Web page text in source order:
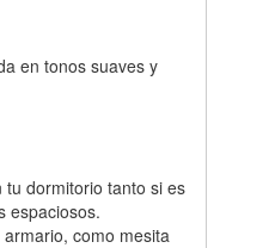
en tonos suaves y
dormitorio tanto si es
espaciosos.
como mesita